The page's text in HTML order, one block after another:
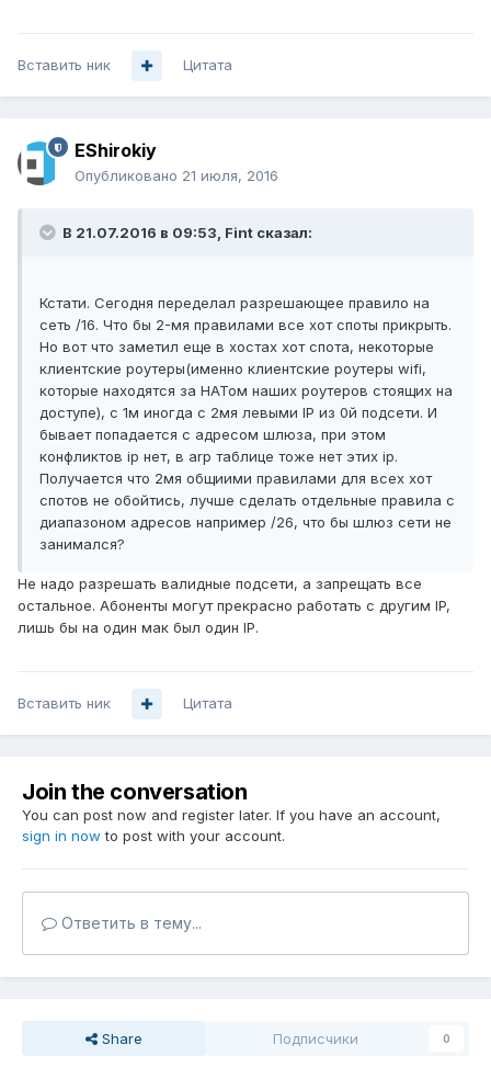
Вставить ник Цитата
EShirokiy
Опубликовано 21 июля, 2016
В 21.07.2016 в 09:53, Fint сказал:
Кстати. Сегодня переделал разрешающее правило на
сеть /16. Что бы 2-мя правилами все хот споты прикрыть.
Но вот что заметил еще в хостах хот спота, некоторые
клиентские роутеры(именно клиентские роутеры wifi,
которые находятся за НАТом наших роутеров стоящих на
доступе), с 1м иногда с 2мя левыми IP из 0й подсети. И
бывает попадается с адресом шлюза, при этом
конфликтов ip нет, в arp таблице тоже нет этих ip.
Получается что 2мя общиими правилами для всех хот
спотов не обойтись, лучше сделать отдельные правила с
диапазоном адресов например /26, что бы шлюз сети не
занимался?
Не надо разрешать валидные подсети, а запрещать все
остальное. Абоненты могут прекрасно работать с другим IP,
лишь бы на один мак был один IP.
Вставить ник Цитата
Join the conversation
You can post now and register later. If you have an account,
sign in now to post with your account.
Ответить в тему...
Share Подписчики 0